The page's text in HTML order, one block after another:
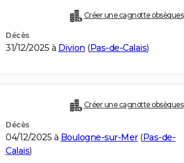
Créer une cagnotte obsèques
Décès
31/12/2025 à Divion (Pas-de-Calais)
Créer une cagnotte obsèques
Décès
04/12/2025 à Boulogne-sur-Mer(Pas-de-
Calais)